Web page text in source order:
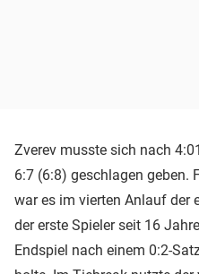
Zverev musste sich nach
6:7 (6:8) geschlagen geben.
war es im vierten Anlauf der
der erste Spieler seit 16
Endspiel nach einem 0:2-